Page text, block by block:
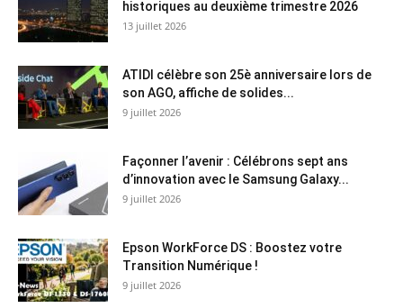
historiques au deuxième trimestre 2026
13 juillet 2026
ATIDI célèbre son 25è anniversaire lors de
son AGO, affiche de solides...
9 juillet 2026
Façonner l’avenir : Célébrons sept ans
d’innovation avec le Samsung Galaxy...
9 juillet 2026
Epson WorkForce DS : Boostez votre
Transition Numérique !
9 juillet 2026